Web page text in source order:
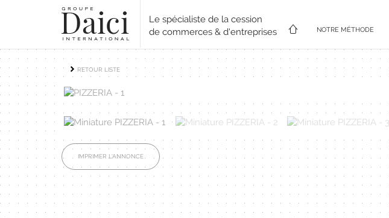
Le spécialiste de la cession
de commerces & d'entreprises
NOTRE MÉTHODE
RETOUR LISTE
IMPRIMER L'ANNONCE